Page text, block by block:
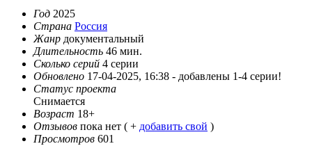
Год 2025
Страна Россия
Жанр документальный
Длительность 46 мин.
Сколько серий 4 серии
Обновлено 17-04-2025, 16:38 - добавлены 1-4 серии!
Статус проекта
Снимается
Возраст 18+
Отзывов пока нет ( + добавить свой )
Просмотров 601